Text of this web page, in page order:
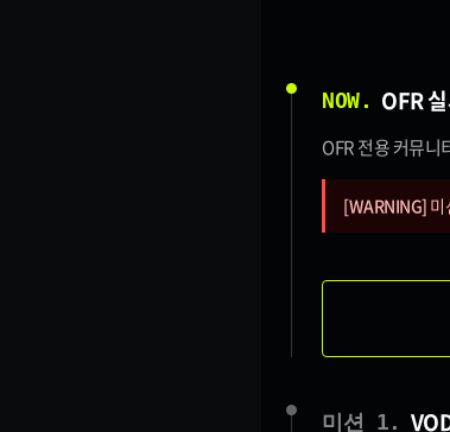
NOW. OFR
OFR 전용 커뮤니
[WARNING] 미
미션 1.